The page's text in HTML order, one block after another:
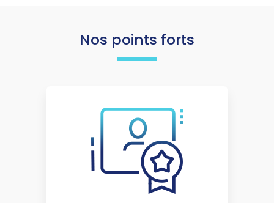
Nos points forts